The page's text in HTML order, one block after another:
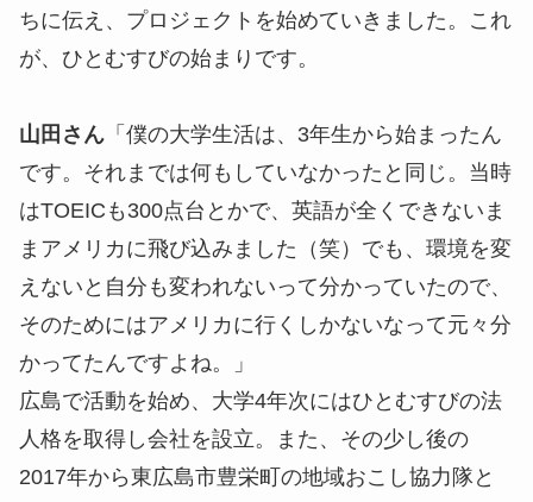
ちに伝え、プロジェクトを始めていきました。これ
が、ひとむすびの始まりです。
山田さん 「僕の大学生活は、3年生から始まったん
です。それまでは何もしていなかったと同じ。当時
はTOEICも300点台とかで、英語が全くできないま
まアメリカに飛び込みました（笑）でも、環境を変
えないと自分も変われないって分かっていたので、
そのためにはアメリカに行くしかないなって元々分
かってたんですよね。」
広島で活動を始め、大学4年次にはひとむすびの法
人格を取得し会社を設立。また、その少し後の
2017年から東広島市豊栄町の地域おこし協力隊と